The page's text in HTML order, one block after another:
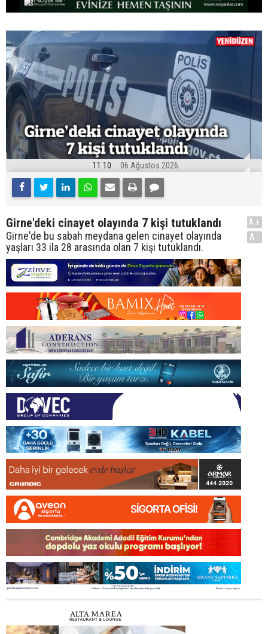
11:10 06 Ağustos 2026
Girne'deki cinayet olayında 7 kişi tutuklandı
Girne'de bu sabah meydana gelen cinayet olayında
yaşları 33 ila 28 arasında olan 7 kişi tutuklandı.
A+
A-